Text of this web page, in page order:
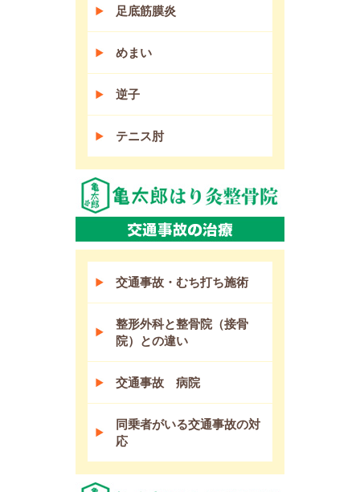
足底筋膜炎
めまい
逆子
テニス肘
交通事故・むち打ち施術
整形外科と整骨院（接骨
院）との違い
交通事故 病院
同乗者がいる交通事故の対
応